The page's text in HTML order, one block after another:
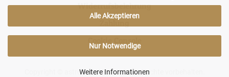
Alle Akzeptieren
Nur Notwendige
Weitere Informationen
Widerrufsbelehrung
Zahlung
Cookie Console
Copyright © astronova Versand. Alle Rechte vorbehalten.